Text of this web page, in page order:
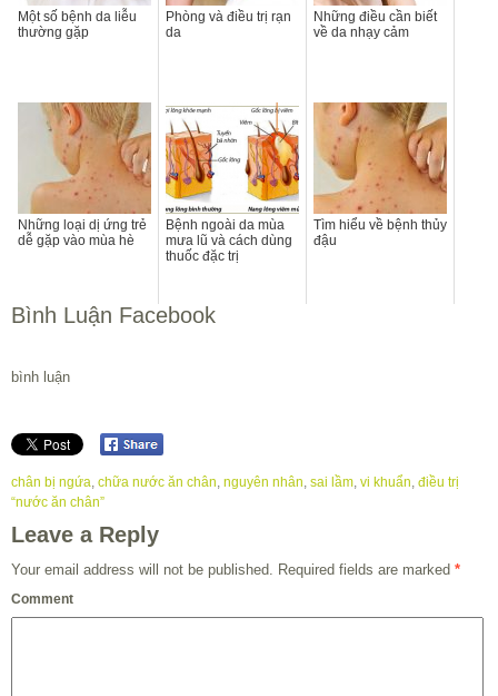
Một số bệnh da liễu
thường gặp
Phòng và điều trị rạn
da
Những điều cần biết
về da nhạy cảm
Những loại dị ứng trẻ
dễ gặp vào mùa hè
Bệnh ngoài da mùa
mưa lũ và cách dùng
thuốc đặc trị
Tìm hiểu về bệnh thủy
đậu
Bình Luận Facebook
bình luận
chân bị ngứa, chữa nước ăn chân, nguyên nhân, sai lầm, vi khuẩn, điều trị
“nước ăn chân”
Leave a Reply
Your email address will not be published. Required fields are marked *
Comment